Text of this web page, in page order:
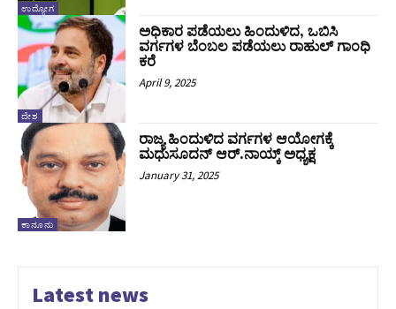
ಉದ್ಯೋಗ
ದೇಶ
ಅಧಿಕಾರ ಪಡೆಯಲು ಹಿಂದುಳಿದ, ಒಬಿಸಿ
ವರ್ಗಗಳ ಬೆಂಬಲ ಪಡೆಯಲು ರಾಹುಲ್‌ ಗಾಂಧಿ
ಕರೆ
April 9, 2025
ಕಾನೂನು
ರಾಜ್ಯ ಹಿಂದುಳಿದ ವರ್ಗಗಳ ಆಯೋಗಕ್ಕೆ
ಮಧುಸೂದನ್‌ ಆರ್.ನಾಯ್ಕ್‌ ಅಧ್ಯಕ್ಷ
January 31, 2025
Latest news